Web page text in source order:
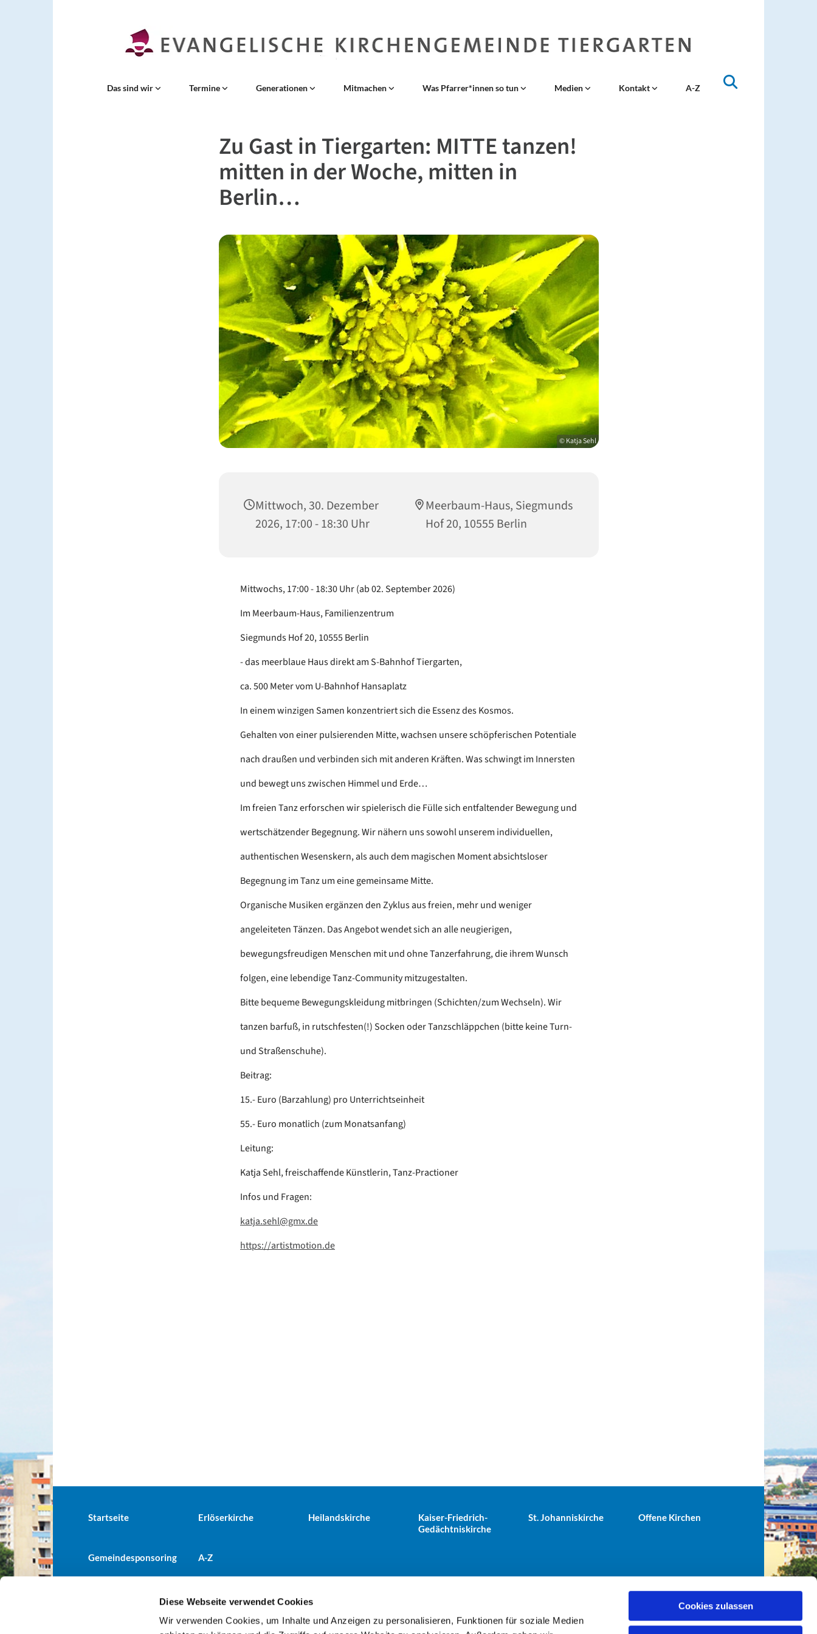
Diese Webseite verwendet Cookies
Wir verwenden Cookies, um Inhalte und Anzeigen zu personalisieren, Funktionen für soziale Medien
Cookies zulassen
Das sind wir Termine Generationen Mitmachen Was Pfarrer*innen so tun Medien Kontakt A-Z
Zu Gast in Tiergarten: MITTE tanzen!
mitten in der Woche, mitten in
Berlin…
© Katja Sehl
Mittwoch, 30. Dezember
2026, 17:00 - 18:30 Uhr
Meerbaum-Haus, Siegmunds
Hof 20, 10555 Berlin
Mittwochs, 17:00 - 18:30 Uhr (ab 02. September 2026)
Im Meerbaum-Haus, Familienzentrum
Siegmunds Hof 20, 10555 Berlin
- das meerblaue Haus direkt am S-Bahnhof Tiergarten,
ca. 500 Meter vom U-Bahnhof Hansaplatz
In einem winzigen Samen konzentriert sich die Essenz des Kosmos.
Gehalten von einer pulsierenden Mitte, wachsen unsere schöpferischen Potentiale
nach draußen und verbinden sich mit anderen Kräften. Was schwingt im Innersten
und bewegt uns zwischen Himmel und Erde…
Im freien Tanz erforschen wir spielerisch die Fülle sich entfaltender Bewegung und
wertschätzender Begegnung. Wir nähern uns sowohl unserem individuellen,
authentischen Wesenskern, als auch dem magischen Moment absichtsloser
Begegnung im Tanz um eine gemeinsame Mitte.
Organische Musiken ergänzen den Zyklus aus freien, mehr und weniger
angeleiteten Tänzen. Das Angebot wendet sich an alle neugierigen,
bewegungsfreudigen Menschen mit und ohne Tanzerfahrung, die ihrem Wunsch
folgen, eine lebendige Tanz-Community mitzugestalten.
Bitte bequeme Bewegungskleidung mitbringen (Schichten/zum Wechseln). Wir
tanzen barfuß, in rutschfesten(!) Socken oder Tanzschläppchen (bitte keine Turn-
und Straßenschuhe).
Beitrag:
15.- Euro (Barzahlung) pro Unterrichtseinheit
55.- Euro monatlich (zum Monatsanfang)
Leitung:
Katja Sehl, freischaffende Künstlerin, Tanz-Practioner
Infos und Fragen:
katja.sehl@gmx.de
https://artistmotion.de
Startseite Erlöserkirche Heilandskirche
Kaiser-Friedrich-
Gedächtniskirche
St. Johanniskirche Offene Kirchen
Gemeindesponsoring A-Z
Evangelische Kirchengemeinde Tiergarten · Alt-Moabit 25, 10559 Berlin+49303943498 kuesterei@ev-gemeinde-tiergarten.de